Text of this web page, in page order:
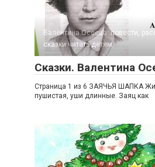
Валентина Осеева: повести,
сказки читать детям.
Сказки. Валентина
Страница 1 из 6 ЗАЯЧЬЯ ШАПКА
пушистая, уши длинные. Заяц как